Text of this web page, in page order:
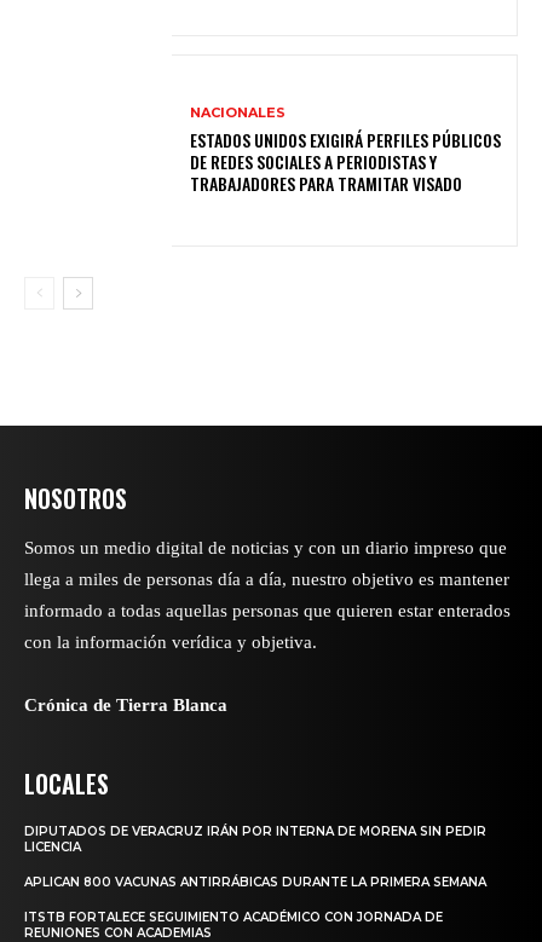
NACIONALES
ESTADOS UNIDOS EXIGIRÁ PERFILES PÚBLICOS
DE REDES SOCIALES A PERIODISTAS Y
TRABAJADORES PARA TRAMITAR VISADO
NOSOTROS
Somos un medio digital de noticias y con un diario impreso que
llega a miles de personas día a día, nuestro objetivo es mantener
informado a todas aquellas personas que quieren estar enterados
con la información verídica y objetiva.
Crónica de Tierra Blanca
LOCALES
DIPUTADOS DE VERACRUZ IRÁN POR INTERNA DE MORENA SIN PEDIR
LICENCIA
APLICAN 800 VACUNAS ANTIRRÁBICAS DURANTE LA PRIMERA SEMANA
ITSTB FORTALECE SEGUIMIENTO ACADÉMICO CON JORNADA DE
REUNIONES CON ACADEMIAS